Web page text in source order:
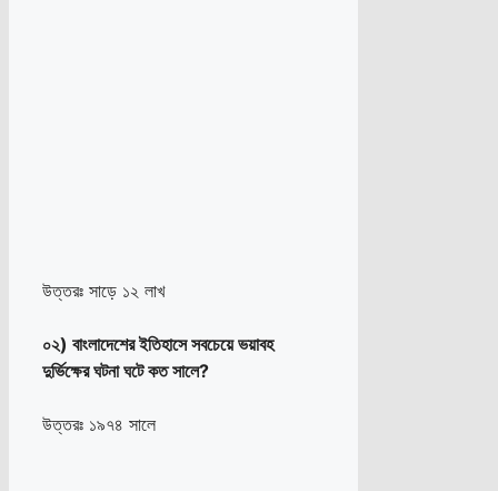
উত্তরঃ সাড়ে ১২ লাখ
০২) বাংলাদেশের ইতিহাসে সবচেয়ে ভয়াবহ
দুর্ভিক্ষের ঘটনা ঘটে কত সালে?
উত্তরঃ ১৯৭৪ সালে